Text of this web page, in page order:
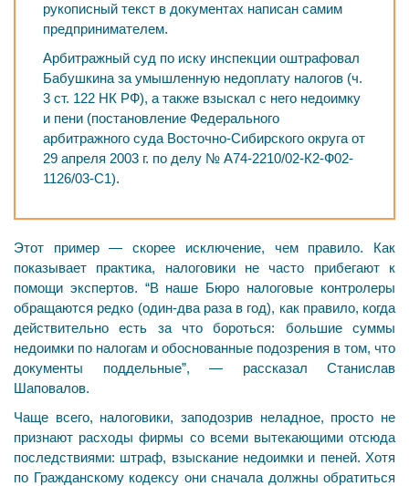
рукописный текст в документах написан самим
предпринимателем.
Арбитражный суд по иску инспекции оштрафовал
Бабушкина за умышленную недоплату налогов (ч.
3 ст. 122 НК РФ), а также взыскал с него недоимку
и пени (постановление Федерального
арбитражного суда Восточно-Сибирского округа от
29 апреля 2003 г. по делу № А74-2210/02-К2-Ф02-
1126/03-С1).
Этот пример — скорее исключение, чем правило. Как
показывает практика, налоговики не часто прибегают к
помощи экспертов. “В наше Бюро налоговые контролеры
обращаются редко (один-два раза в год), как правило, когда
действительно есть за что бороться: большие суммы
недоимки по налогам и обоснованные подозрения в том, что
документы поддельные”, — рассказал Станислав
Шаповалов.
Чаще всего, налоговики, заподозрив неладное, просто не
признают расходы фирмы со всеми вытекающими отсюда
последствиями: штраф, взыскание недоимки и пеней. Хотя
по Гражданскому кодексу они сначала должны обратиться